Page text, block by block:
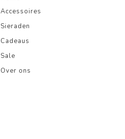
Accessoires
Sieraden
Cadeaus
Sale
Over ons